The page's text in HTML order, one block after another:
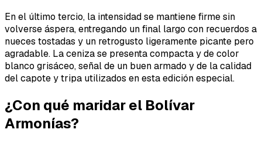
En el último tercio, la intensidad se mantiene firme sin
volverse áspera, entregando un final largo con recuerdos a
nueces tostadas y un retrogusto ligeramente picante pero
agradable. La ceniza se presenta compacta y de color
blanco grisáceo, señal de un buen armado y de la calidad
del capote y tripa utilizados en esta edición especial.
¿Con qué maridar el Bolívar
Armonías?